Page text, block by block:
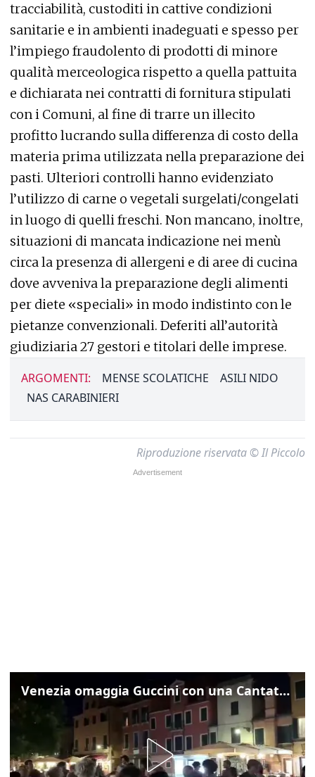
tracciabilità, custoditi in cattive condizioni
sanitarie e in ambienti inadeguati e spesso per
l’impiego fraudolento di prodotti di minore
qualità merceologica rispetto a quella pattuita
e dichiarata nei contratti di fornitura stipulati
con i Comuni, al fine di trarre un illecito
profitto lucrando sulla differenza di costo della
materia prima utilizzata nella preparazione dei
pasti. Ulteriori controlli hanno evidenziato
l’utilizzo di carne o vegetali surgelati/congelati
in luogo di quelli freschi. Non mancano, inoltre,
situazioni di mancata indicazione nei menù
circa la presenza di allergeni e di aree di cucina
dove avveniva la preparazione degli alimenti
per diete «speciali» in modo indistinto con le
pietanze convenzionali. Deferiti all’autorità
giudiziaria 27 gestori e titolari delle imprese.
ARGOMENTI: MENSE SCOLATICHE
ASILI NIDO
NAS CARABINIERI
Riproduzione riservata © Il Piccolo
Venezia omaggia Guccini con una Cantata Anarchica in campo Santa Margherita